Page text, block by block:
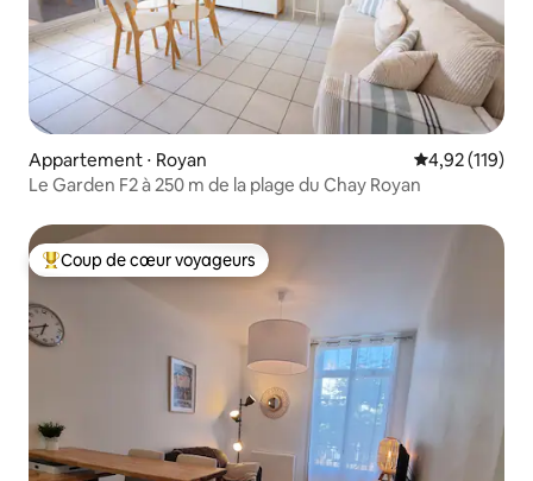
Appartement ⋅ Royan Évaluation
4,92 (119)
Le Garden F2 à 250 m de la plage du Chay Royan
Coups de cœur voyageurs les plus appréciés
Coup de cœur voyageurs